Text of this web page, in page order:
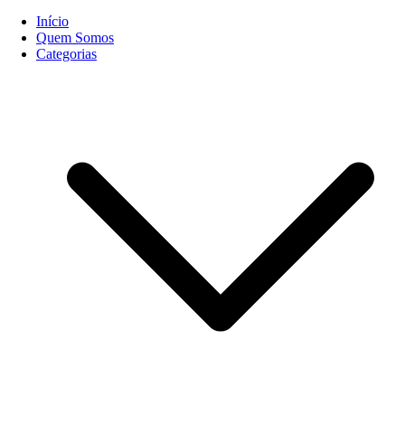
Início
Quem Somos
Categorias